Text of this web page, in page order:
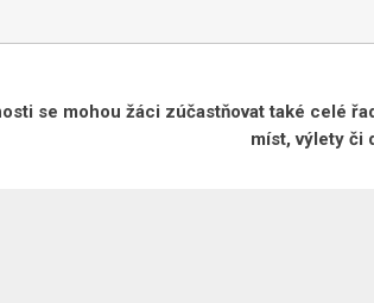
se mohou žáci zúčastňovat také celé
míst, výlety či